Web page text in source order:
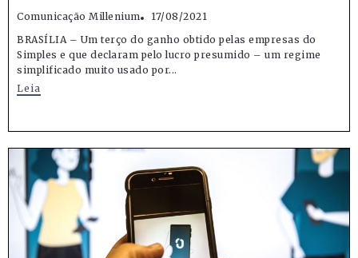
Comunicação Millenium
17/08/2021
BRASÍLIA – Um terço do ganho obtido pelas empresas do
Simples e que declaram pelo lucro presumido – um regime
simplificado muito usado por...
Leia